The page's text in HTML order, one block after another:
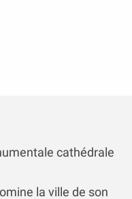
cathédrale
la ville de son